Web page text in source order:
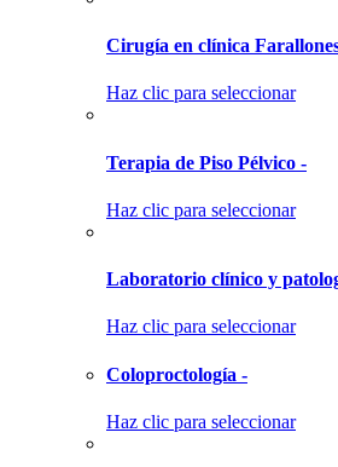
Cirugía en clínica
Haz clic para seleccionar
Terapia de Piso Pélvico -
Haz clic para seleccionar
Laboratorio clínico y
Haz clic para seleccionar
Coloproctología -
Haz clic para seleccionar